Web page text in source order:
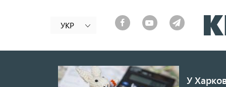
УКР
У